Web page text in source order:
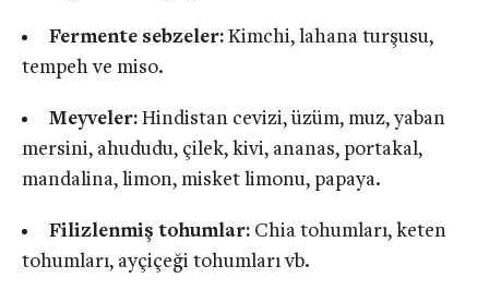
Fermente sebzeler:Kimchi, lahana turşusu,
tempeh ve miso.
Meyveler:Hindistan cevizi, üzüm, muz, yaban
mersini, ahududu, çilek, kivi, ananas, portakal,
mandalina, limon, misket limonu, papaya.
Filizlenmiş tohumlar:Chia tohumları, keten
tohumları, ayçiçeği tohumları vb.